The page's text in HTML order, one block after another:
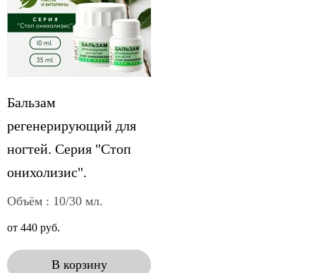
Бальзам
регенерирующий для
ногтей. Серия "Стоп
онихолизис".
Объём : 10/30 мл.
от 440 руб.
В корзину